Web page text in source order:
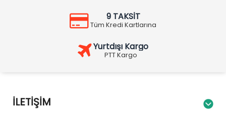
9 TAKSİT
Tüm Kredi Kartlarına
Yurtdışı Kargo
PTT Kargo
İLETIŞIM